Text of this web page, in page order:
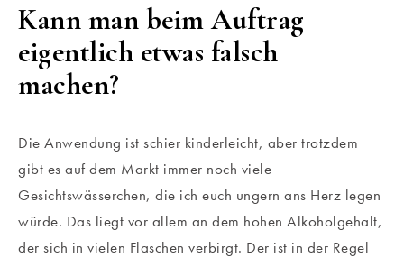
Kann man beim Auftrag
eigentlich etwas falsch
machen?
Die Anwendung ist schier kinderleicht, aber trotzdem
gibt es auf dem Markt immer noch viele
Gesichtswässerchen, die ich euch ungern ans Herz legen
würde. Das liegt vor allem an dem hohen Alkoholgehalt,
der sich in vielen Flaschen verbirgt. Der ist in der Regel